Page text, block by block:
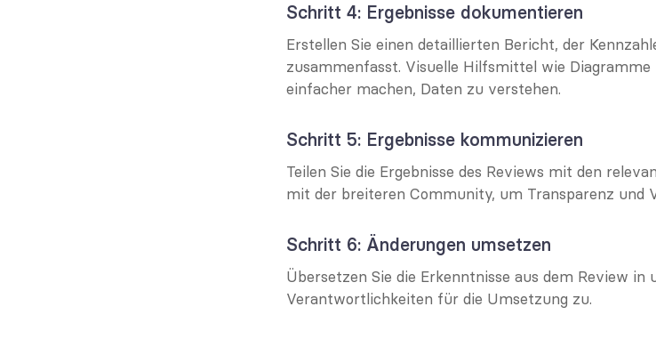
Schritt 4: Ergebnisse dokumentieren
Erstellen Sie einen detaillierten Bericht, der
zusammenfasst. Visuelle Hilfsmittel wie
einfacher machen, Daten zu verstehen.
Schritt 5: Ergebnisse kommunizieren
Teilen Sie die Ergebnisse des Reviews mit den
mit der breiteren Community, um Transparenz und
Schritt 6: Änderungen umsetzen
Übersetzen Sie die Erkenntnisse aus dem Review
Verantwortlichkeiten für die Umsetzung zu.